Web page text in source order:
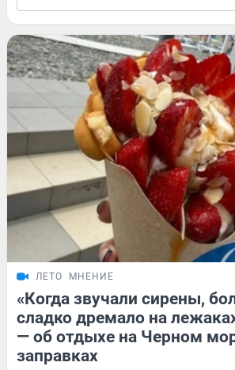
ЛЕТО МНЕНИЕ
«Когда звучали сирены,
сладко дремало на
— об отдыхе на Черном
заправках